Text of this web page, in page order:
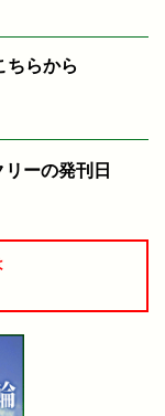
ちらから
ーの発刊日